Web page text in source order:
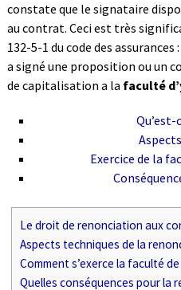
constate que le signataire
au contrat. Ceci est très
132-5-1 du code des
a signé une proposition ou un
de capitalisation a la faculté
Qu’est-
Exercice de la
Le droit de renonciation aux
Aspects techniques de la
Comment s’exerce la faculté
Quelles conséquences pour la